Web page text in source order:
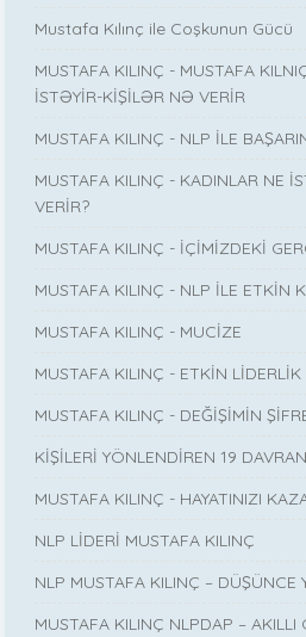
Mustafa Kılınç ile Coşkunun Gücü
MUSTAFA KILINÇ - MUSTAFA
İSTƏYİR-KİŞİLƏR NƏ VERİR
MUSTAFA KILINÇ - NLP İLE
MUSTAFA KILINÇ - KADINLAR NE
VERİR?
MUSTAFA KILINÇ - İÇİMİZDEKİ
MUSTAFA KILINÇ - NLP İLE ETKİN
MUSTAFA KILINÇ - MUCİZE
MUSTAFA KILINÇ - ETKİN LİDERLİK
MUSTAFA KILINÇ - DEĞİŞİMİN
KİŞİLERİ YÖNLENDİREN 19
MUSTAFA KILINÇ - HAYATINIZI
NLP LİDERİ MUSTAFA KILINÇ
NLP MUSTAFA KILINÇ – DÜŞÜNCE
MUSTAFA KILINÇ NLPDAP –